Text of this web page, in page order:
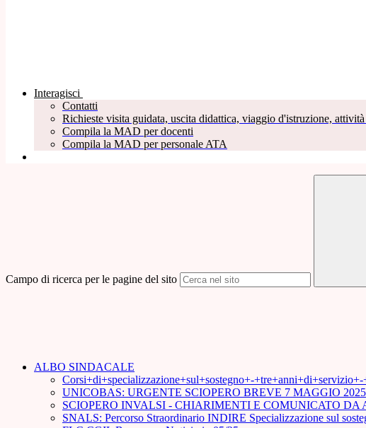
Interagisci
Contatti
Richieste visita guidata, uscita didattica, viaggio d'istruzione, attività
Compila la MAD per docenti
Compila la MAD per personale ATA
Campo di ricerca per le pagine del sito
ALBO SINDACALE
Corsi+di+specializzazione+sul+sostegno+-
UNICOBAS: URGENTE SCIOPERO BREVE 7 MAGGIO 2025
SCIOPERO INVALSI - CHIARIMENTI E COMUNICATO
SNALS: Percorso Straordinario INDIRE Specializzazione sul